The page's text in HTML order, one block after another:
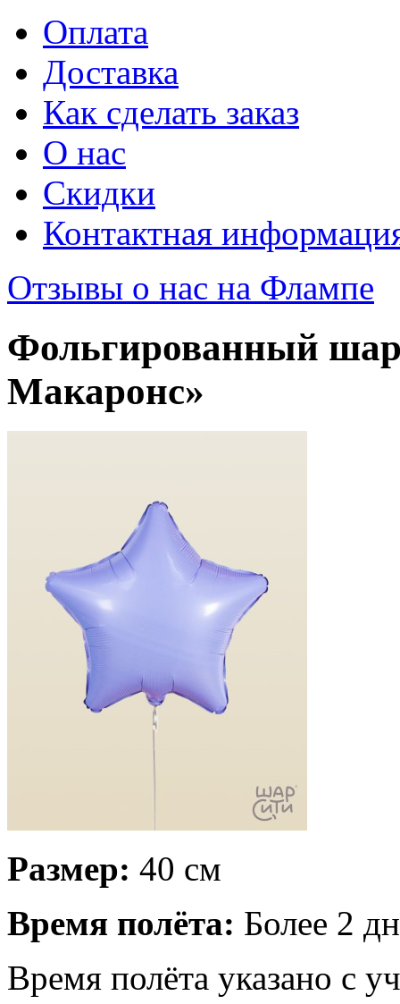
Оплата
Доставка
Как сделать заказ
О нас
Скидки
Контактная
Отзывы о нас на Флампе
Фольгированный
Макаронс»
Размер: 40 см
Время полёта: Более 2
Время полёта указано с